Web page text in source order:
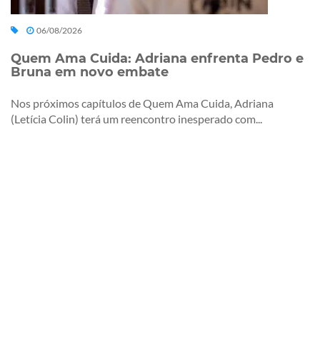
06/08/2026
Quem Ama Cuida: Adriana enfrenta Pedro e
Bruna em novo embate
Nos próximos capítulos de Quem Ama Cuida, Adriana
(Letícia Colin) terá um reencontro inesperado com...